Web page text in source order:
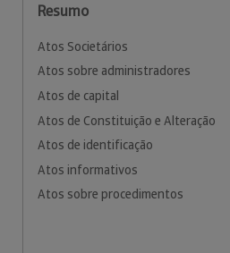
Resumo
Atos Societários
Atos sobre administradores
Atos de capital
Atos de Constituição e Alteração
Atos de identificação
Atos informativos
Atos sobre procedimentos